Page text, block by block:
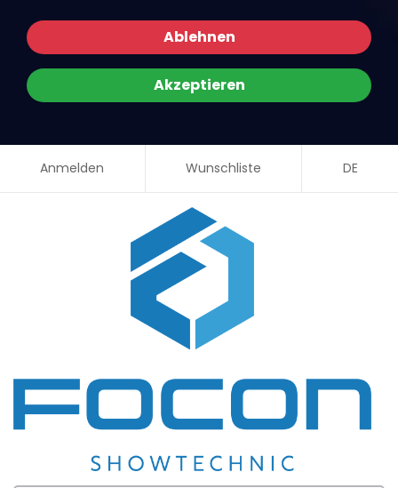
Ablehnen
Akzeptieren
Anmelden Wunschliste DE